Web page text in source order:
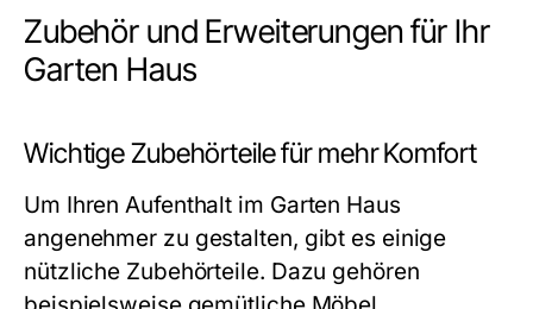
Zubehör und Erweiterungen für Ihr
Garten Haus
Wichtige Zubehörteile für mehr Komfort
Um Ihren Aufenthalt im Garten Haus
angenehmer zu gestalten, gibt es einige
nützliche Zubehörteile. Dazu gehören